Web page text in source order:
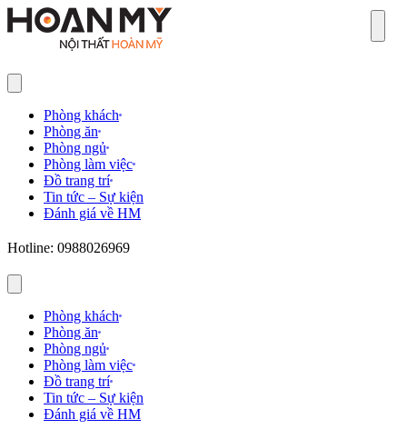
Phòng khách
Phòng ăn
Phòng ngủ
Phòng làm việc
Đồ trang trí
Tin tức – Sự kiện
Đánh giá về HM
Hotline: 0988026969
Phòng khách
Phòng ăn
Phòng ngủ
Phòng làm việc
Đồ trang trí
Tin tức – Sự kiện
Đánh giá về HM